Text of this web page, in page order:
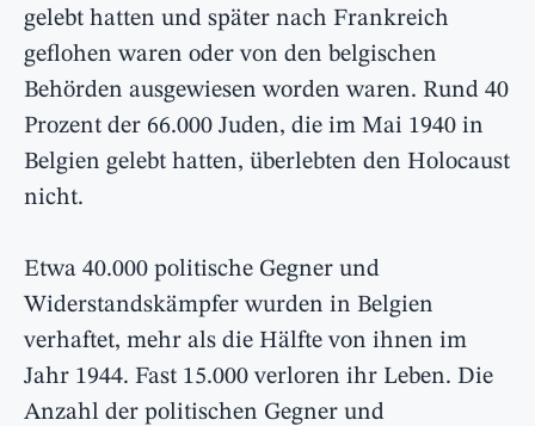
gelebt hatten und später nach Frankreich
geflohen waren oder von den belgischen
Behörden ausgewiesen worden waren. Rund 40
Prozent der 66.000 Juden, die im Mai 1940 in
Belgien gelebt hatten, überlebten den Holocaust
nicht.
Etwa 40.000 politische Gegner und
Widerstandskämpfer wurden in Belgien
verhaftet, mehr als die Hälfte von ihnen im
Jahr 1944. Fast 15.000 verloren ihr Leben. Die
Anzahl der politischen Gegner und